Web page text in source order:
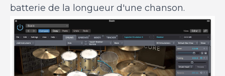
batterie de la longueur d'une chanson.